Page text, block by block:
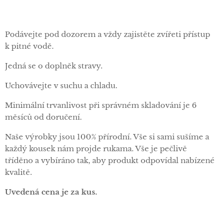
Podávejte pod dozorem a vždy zajistěte zvířeti přístup
k pitné vodě.
Jedná se o doplněk stravy.
Uchovávejte v suchu a chladu.
Minimální trvanlivost při správném skladování je 6
měsíců od doručení.
Naše výrobky jsou 100% přírodní. Vše si sami sušíme a
každý kousek nám projde rukama. Vše je pečlivě
tříděno a vybíráno tak, aby produkt odpovídal nabízené
kvalitě.
Uvedená cena je za kus.